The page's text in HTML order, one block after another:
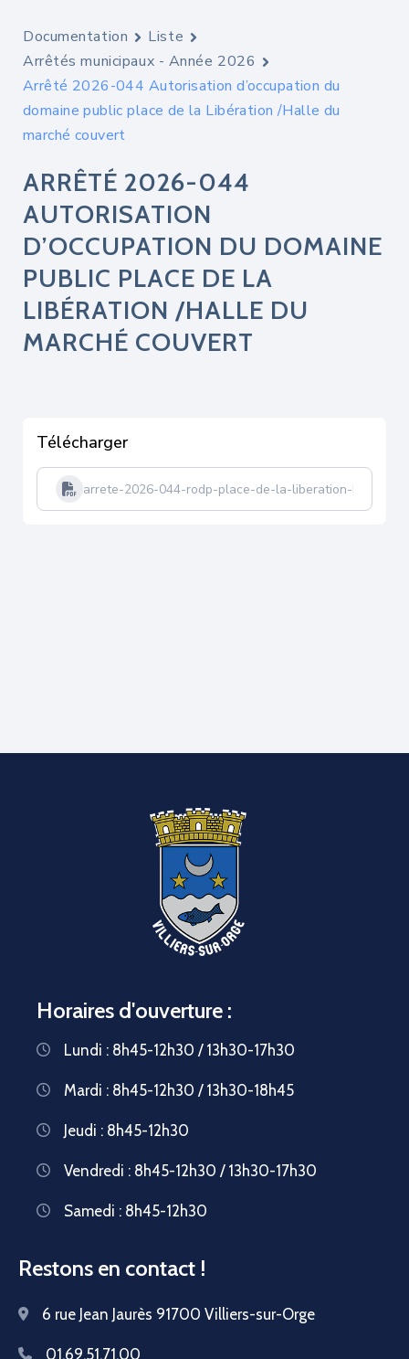
Documentation
Liste
Arrêtés municipaux - Année 2026
Arrêté 2026-044 Autorisation d’occupation du
domaine public place de la Libération /Halle du
marché couvert
ARRÊTÉ 2026-044
AUTORISATION
D’OCCUPATION DU DOMAINE
PUBLIC PLACE DE LA
LIBÉRATION /HALLE DU
MARCHÉ COUVERT
Télécharger
arrete-2026-044-rodp-place-de-la-liberation-halle-
Horaires d'ouverture :
Lundi : 8h45-12h30 / 13h30-17h30
Mardi : 8h45-12h30 / 13h30-18h45
Jeudi : 8h45-12h30
Vendredi : 8h45-12h30 / 13h30-17h30
Samedi : 8h45-12h30
Restons en contact !
6 rue Jean Jaurès 91700 Villiers-sur-Orge
01.69.51.71.00